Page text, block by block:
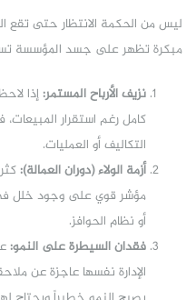
ليس من الحكمة الانتظار حتى تقع
مبكرة تظهر على جسد المؤسسة
نزيف الأرباح المستمر:إذا
كامل رغم استقرار
التكاليف أو العمليات.
أزمة الولاء (دوران العمالة):
مؤشر قوي على وجود خلل
أو نظام الحوافز.
فقدان السيطرة على النمو:
الإدارة نفسها عاجزة عن